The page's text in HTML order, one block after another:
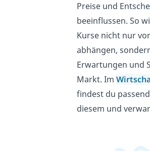
Preise und
beeinflussen. So
Kurse nicht nur
abhängen,
Erwartungen und
Markt. Im
findest du
diesem und